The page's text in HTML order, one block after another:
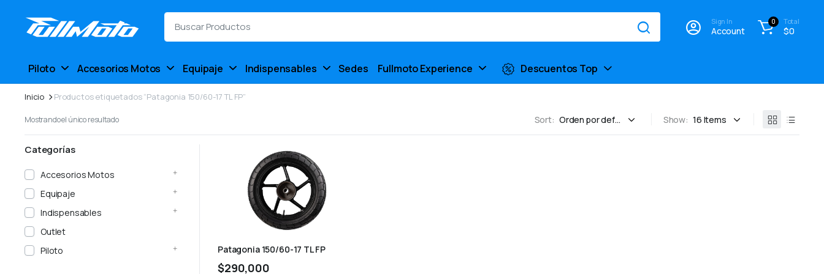
Sign In
Account
0 Total
$0
Piloto Accesorios Motos Equipaje Indispensables Sedes Fullmoto Experience Descuentos Top
Inicio Productos etiquetados “Patagonia 150/60-17 TL FP”
Mostrando el único resultado Sort: Show:
Patagonia 150/60-17 TL FP
$290,000
Categorías
Accesorios Motos
Equipaje
Indispensables
Outlet
Piloto